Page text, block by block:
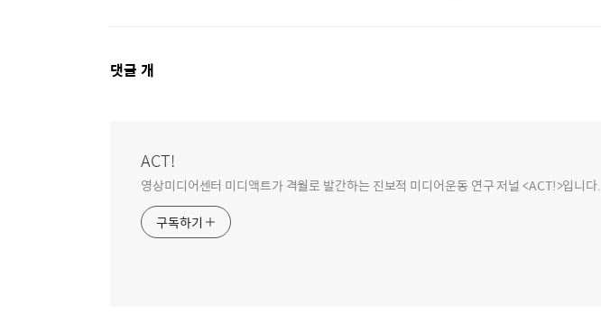
댓
댓글 개
ACT!
영상미디어센터 미디액트가 격월로 발간하는 진보적 미디어운동 연구 저널 <ACT!>입니다.
구독하기